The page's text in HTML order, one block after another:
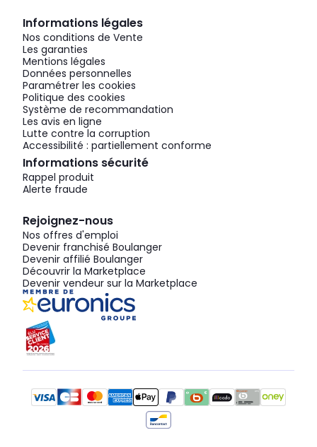
Informations légales
Nos conditions de Vente
Les garanties
Mentions légales
Données personnelles
Paramétrer les cookies
Politique des cookies
Système de recommandation
Les avis en ligne
Lutte contre la corruption
Accessibilité : partiellement conforme
Informations sécurité
Rappel produit
Alerte fraude
Rejoignez-nous
Nos offres d'emploi
Devenir franchisé Boulanger
Devenir affilié Boulanger
Découvrir la Marketplace
Devenir vendeur sur la Marketplace